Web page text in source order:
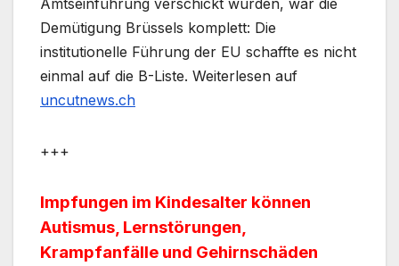
Amtseinführung verschickt wurden, war die
Demütigung Brüssels komplett: Die
institutionelle Führung der EU schaffte es nicht
einmal auf die B-Liste. Weiterlesen auf
uncutnews.ch
+++
Impfungen im Kindesalter können
Autismus, Lernstörungen,
Krampfanfälle und Gehirnschäden